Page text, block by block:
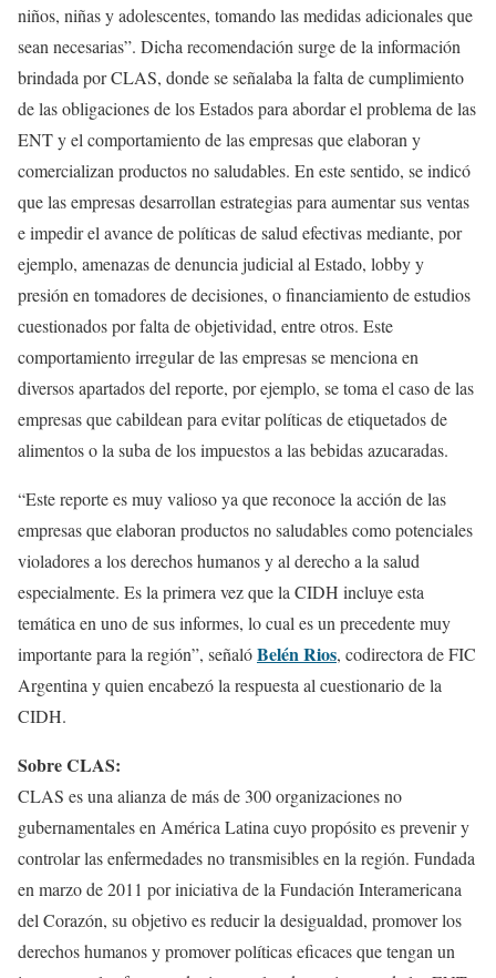
niños, niñas y adolescentes, tomando las medidas adicionales que
sean necesarias”. Dicha recomendación surge de la información
brindada por CLAS, donde se señalaba la falta de cumplimiento
de las obligaciones de los Estados para abordar el problema de las
ENT y el comportamiento de las empresas que elaboran y
comercializan productos no saludables. En este sentido, se indicó
que las empresas desarrollan estrategias para aumentar sus ventas
e impedir el avance de políticas de salud efectivas mediante, por
ejemplo, amenazas de denuncia judicial al Estado, lobby y
presión en tomadores de decisiones, o financiamiento de estudios
cuestionados por falta de objetividad, entre otros. Este
comportamiento irregular de las empresas se menciona en
diversos apartados del reporte, por ejemplo, se toma el caso de las
empresas que cabildean para evitar políticas de etiquetados de
alimentos o la suba de los impuestos a las bebidas azucaradas.
“Este reporte es muy valioso ya que reconoce la acción de las
empresas que elaboran productos no saludables como potenciales
violadores a los derechos humanos y al derecho a la salud
especialmente. Es la primera vez que la CIDH incluye esta
temática en uno de sus informes, lo cual es un precedente muy
importante para la región”, señalóBelén Rios, codirectora de FIC
Argentina y quien encabezó la respuesta al cuestionario de la
CIDH.
Sobre CLAS:
CLAS es una alianza de más de 300 organizaciones no
gubernamentales en América Latina cuyo propósito es prevenir y
controlar las enfermedades no transmisibles en la región. Fundada
en marzo de 2011 por iniciativa de la Fundación Interamericana
del Corazón, su objetivo es reducir la desigualdad, promover los
derechos humanos y promover políticas eficaces que tengan un